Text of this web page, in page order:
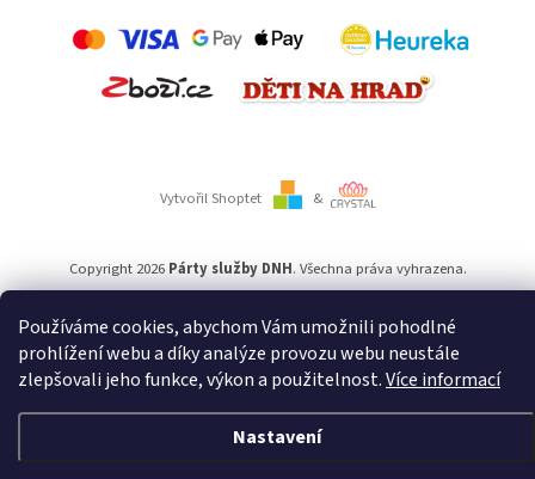
Používáme cookies, abychom Vám umožnili pohodlné
prohlížení webu a díky analýze provozu webu neustále
zlepšovali jeho funkce, výkon a použitelnost.Více informací
Nastavení
Vytvořil Shoptet &
Copyright 2026 Párty služby DNH. Všechna práva vyhrazena.
Používámeověření věku Adulto